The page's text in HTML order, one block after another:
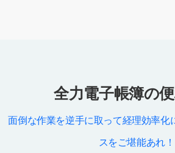
全力電子帳簿の
面倒な作業を逆手に取って経理効率化
スをご堪能あれ！